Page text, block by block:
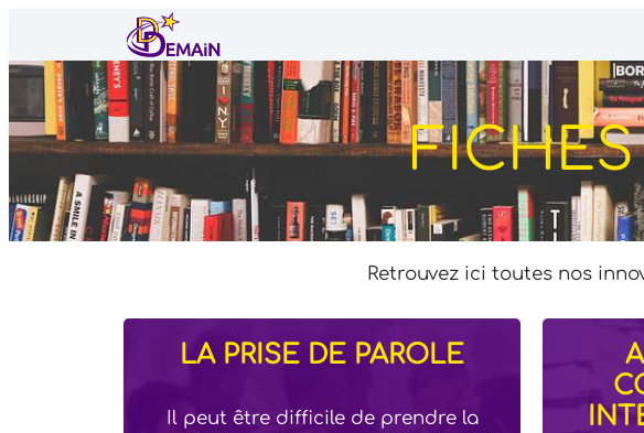
contenu
Retrouvez ici toutes nos
LA PRISE DE PAROLE
Il peut être difficile de prendre la